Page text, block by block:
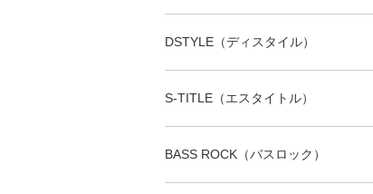
DSTYLE（ディスタイル）
S-TITLE（エスタイトル）
BASS ROCK（バスロック）